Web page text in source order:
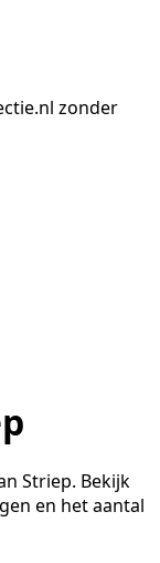
zonder
Striep. Bekijk
en het aantal